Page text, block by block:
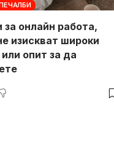
за онлайн работа,
изискват широки
опит за да